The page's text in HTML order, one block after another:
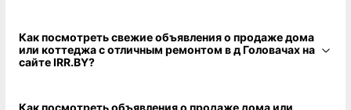
Как посмотреть свежие объявления о продаже дома
или коттеджа с отличным ремонтом в д Головачах на
сайте IRR.BY?